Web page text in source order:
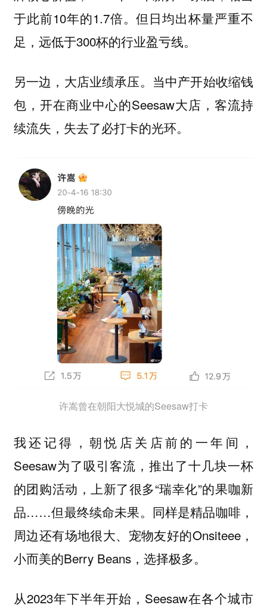
于此前10年的1.7倍。但日均出杯量严重不
足，远低于300杯的行业盈亏线。
另一边，大店业绩承压。当中产开始收缩钱
包，开在商业中心的Seesaw大店，客流持
续流失，失去了必打卡的光环。
许嵩曾在朝阳大悦城的Seesaw打卡
我还记得，朝悦店关店前的一年间，
Seesaw为了吸引客流，推出了十几块一杯
的团购活动，上新了很多“瑞幸化”的果咖新
品……但最终续命未果。同样是精品咖啡，
周边还有场地很大、宠物友好的Onsiteee，
小而美的Berry Beans，选择极多。
从2023年下半年开始，Seesaw在各个城市